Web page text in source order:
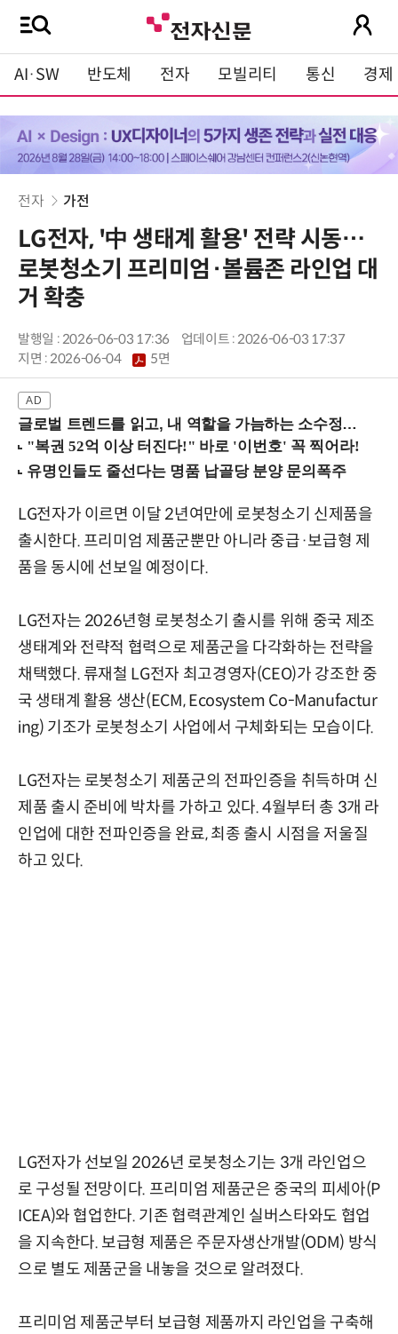
AI·SW 반도체 전자 모빌리티 통신 경제
전자 가전
LG전자, '中 생태계 활용' 전략 시동…
로봇청소기 프리미엄·볼륨존 라인업 대
거 확충
발행일 : 2026-06-03 17:36
업데이트 : 2026-06-03 17:37
지면 :2026-06-04 5면
글로벌 트렌드를 읽고, 내 역할을 가늠하는 소수정예 실습 워크숍 (8/28 신논현역)
LG전자가 이르면 이달 2년여만에 로봇청소기 신제품을
출시한다. 프리미엄 제품군뿐만 아니라 중급·보급형 제
품을 동시에 선보일 예정이다.
LG전자는 2026년형 로봇청소기 출시를 위해 중국 제조
생태계와 전략적 협력으로 제품군을 다각화하는 전략을
채택했다. 류재철 LG전자 최고경영자(CEO)가 강조한 중
국 생태계 활용 생산(ECM, Ecosystem Co-Manufactur
ing) 기조가 로봇청소기 사업에서 구체화되는 모습이다.
LG전자는 로봇청소기 제품군의 전파인증을 취득하며 신
제품 출시 준비에 박차를 가하고 있다. 4월부터 총 3개 라
인업에 대한 전파인증을 완료, 최종 출시 시점을 저울질
하고 있다.
LG전자가 선보일 2026년 로봇청소기는 3개 라인업으
로 구성될 전망이다. 프리미엄 제품군은 중국의 피세아(P
ICEA)와 협업한다. 기존 협력관계인 실버스타와도 협업
을 지속한다. 보급형 제품은 주문자생산개발(ODM) 방식
으로 별도 제품군을 내놓을 것으로 알려졌다.
프리미엄 제품군부터 보급형 제품까지 라인업을 구축해